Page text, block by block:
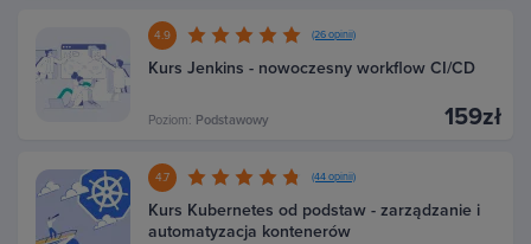
4.9 (26 opinii)
Kurs Jenkins - nowoczesny workflow CI/CD
Poziom: Podstawowy 159zł
4.7 (44 opinii)
Kurs Kubernetes od podstaw - zarządzanie i
automatyzacja kontenerów